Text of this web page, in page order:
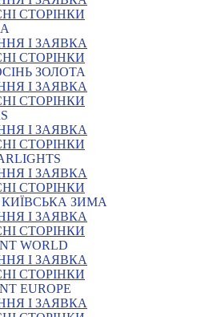
СТОРІНКИ
І ЗАЯВКА
СТОРІНКИ
ЗОЛОТА
І ЗАЯВКА
СТОРІНКИ
І ЗАЯВКА
СТОРІНКИ
І ЗАЯВКА
СТОРІНКИ
ЗИМА
І ЗАЯВКА
СТОРІНКИ
WORLD
І ЗАЯВКА
СТОРІНКИ
EUROPE
І ЗАЯВКА